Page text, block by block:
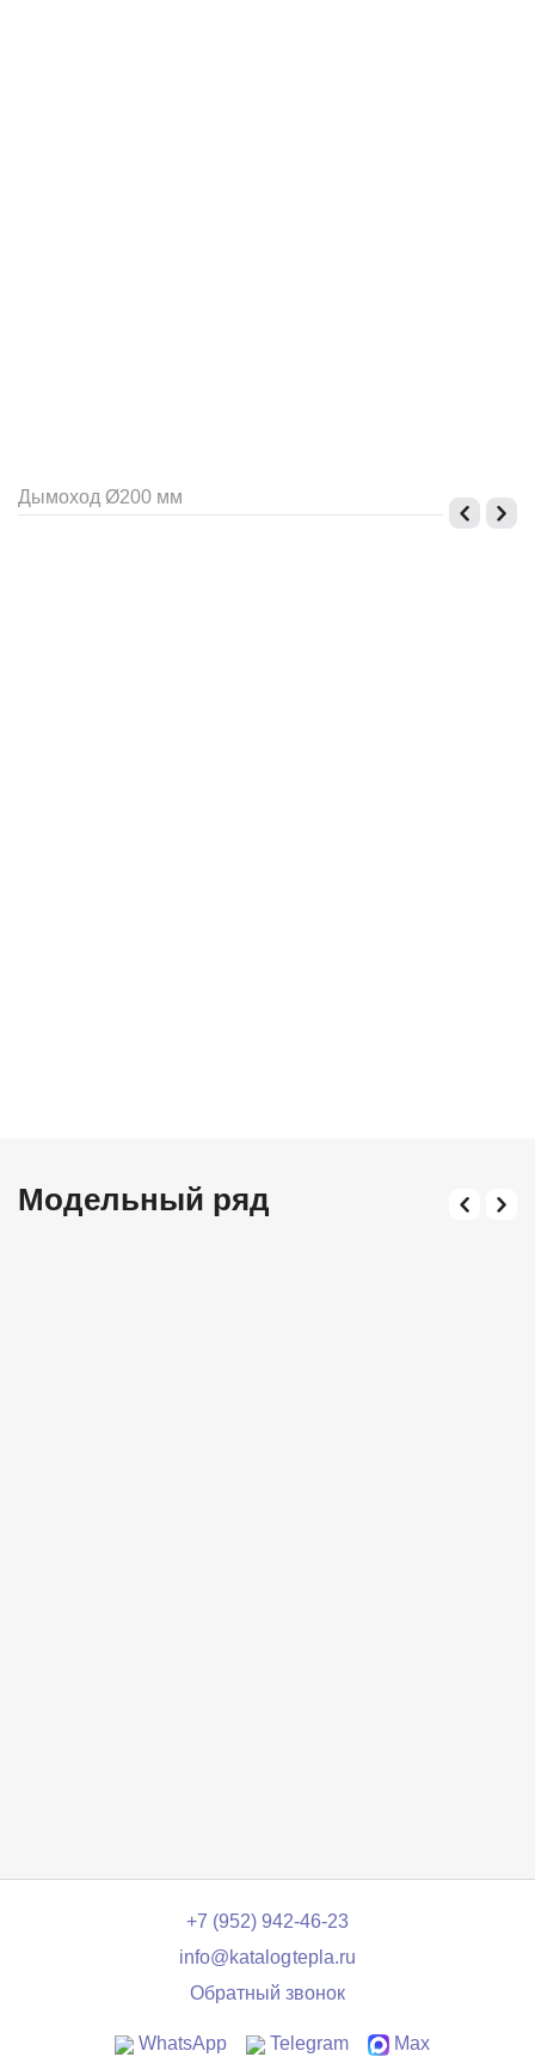
Дымоход Ø200 мм
Модельный ряд
+7 (952) 942-46-23
info@katalogtepla.ru
Обратный звонок
WhatsApp Telegram Max